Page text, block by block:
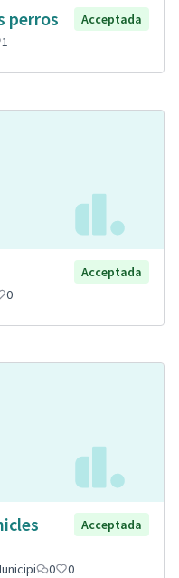
perros
Acceptada
1
Acceptada
0
Acceptada
0 0